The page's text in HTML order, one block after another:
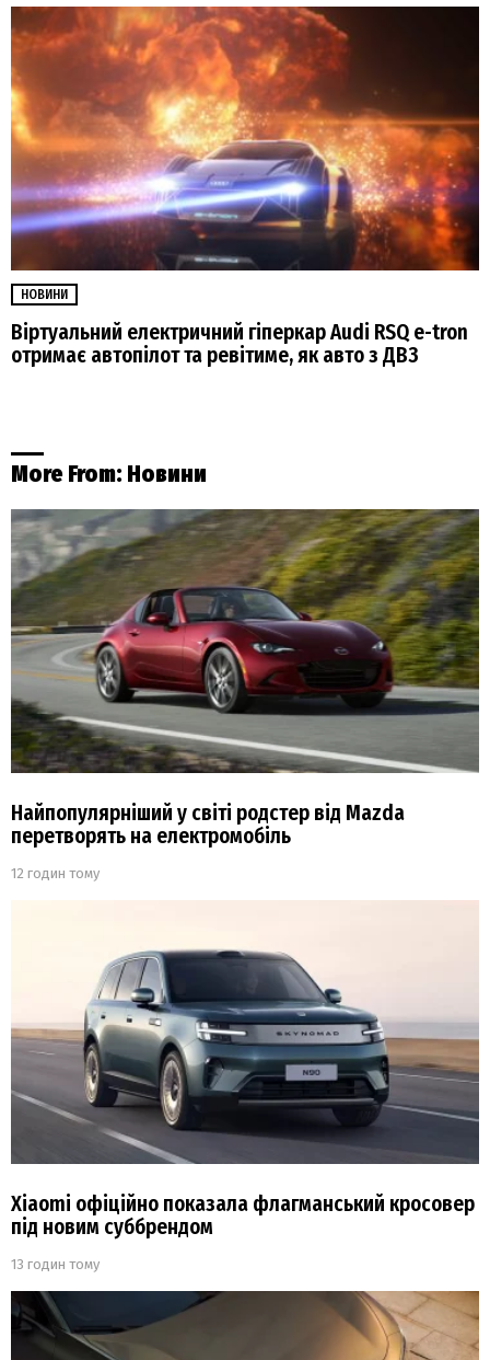
НОВИНИ
Віртуальний електричний гіперкар Audi RSQ e-tron
отримає автопілот та ревітиме, як авто з ДВЗ
More From: Новини
Найпопулярніший у світі родстер від Mazda
перетворять на електромобіль
12 годин тому
Xiaomi офіційно показала флагманський кросовер
під новим суббрендом
13 годин тому